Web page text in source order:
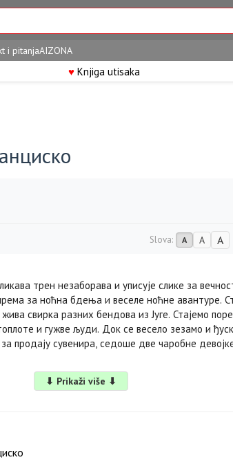
i pitanjaAIZONA
♥Knjiga utisaka
Slova: A A A
трен незаборава и уписује слике за
за ноћна бдења и веселе ноћне авантуре.
свирка разних бендова из Југе. Стајемо
и гужве људи. Док се весело зезамо и
продају сувенира, седоше две чаробне
⬇ Prikaži više ⬇